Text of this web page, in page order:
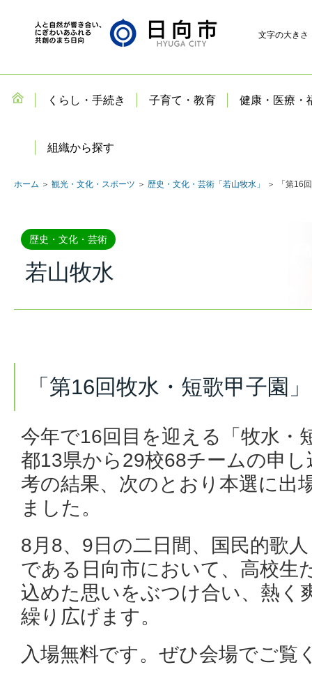
文字の大きさ
くらし・手続き 子育て・教育 健康・医療・
組織から探す
ホーム ＞ 観光・文化・スポーツ ＞ 歴史・文化・芸術「若山牧水」 ＞ 「第16
歴史・文化・芸術
若山牧水
「第16回牧水・短歌甲子園
今年で16回目を迎える「牧水・
都13県から29校68チームの申
考の結果、次のとおり本選に出
ました。
8月8、9日の二日間、国民的歌
である日向市において、高校生
込めた思いをぶつけ合い、熱く
繰り広げます。
入場無料です。ぜひ会場でご覧